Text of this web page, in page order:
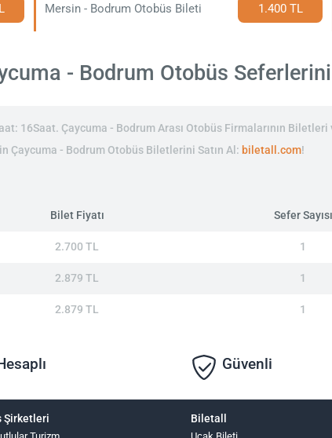
Mersin - Bodrum Otobüs Bileti 1.400 TL
- Bodrum Otobüs
16Saat. Çaycuma - Bodrum Arası Otobüs Firmalarının Biletleri
Çaycuma - Bodrum Otobüs Biletlerini Satın Al: biletall.com!
Bilet Fiyatı Sefer Sayısı
2.700 TL 1
2.879 TL 1
2.879 TL 1
Güvenli
Şirketleri Biletall